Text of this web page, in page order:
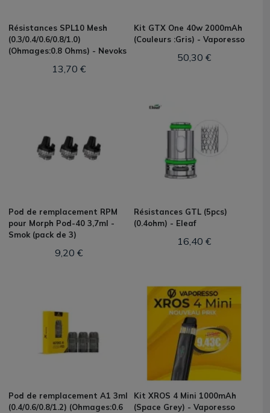
Résistances SPL10 Mesh
(0.3/0.4/0.6/0.8/1.0)
(Ohmages:0.8 Ohms) - Nevoks
13,70 €
Kit GTX One 40w 2000mAh
(Couleurs :Gris) - Vaporesso
50,30 €
Pod de remplacement RPM
pour Morph Pod-40 3,7ml -
Smok (pack de 3)
9,20 €
Résistances GTL (5pcs)
(0.4ohm) - Eleaf
16,40 €
Pod de remplacement A1 3ml
(0.4/0.6/0.8/1.2) (Ohmages:0.6
Kit XROS 4 Mini 1000mAh
(Space Grey) - Vaporesso